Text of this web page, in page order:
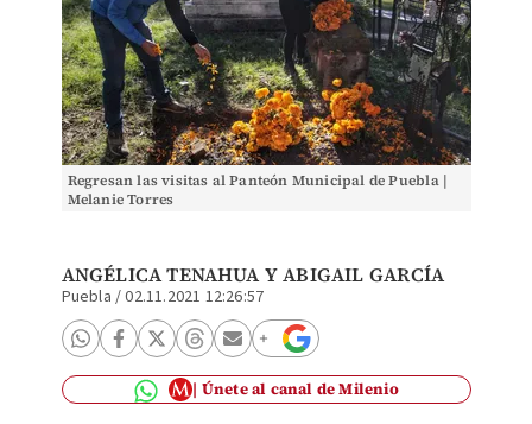
Regresan las visitas al Panteón Municipal de Puebla |
Melanie Torres
ANGÉLICA TENAHUA Y ABIGAIL GARCÍA
Puebla /02.11.2021 12:26:57
Únete al canal de Milenio